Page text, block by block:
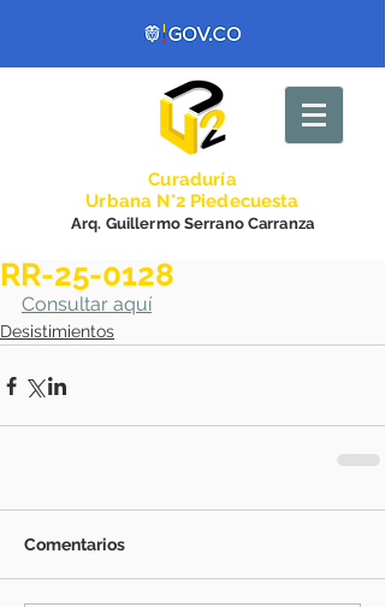
Curaduría
Urbana N°2 Piedecuesta
Arq. Guillermo Serrano Carranza
RR-25-0128
Consultar aquí
Desistimientos
Comentarios